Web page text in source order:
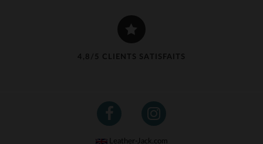
4,8/5 CLIENTS SATISFAITS
Leather-Jack.com